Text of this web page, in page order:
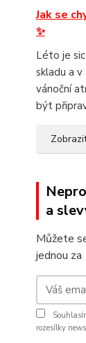
Jak se
✨
Léto je
skladu a
vánoční
být
a
Můžete
jednou za
rozesílky